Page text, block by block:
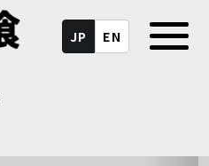
JP EN